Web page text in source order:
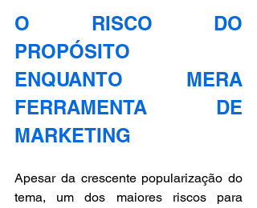
O RISCO DO
PROPÓSITO
ENQUANTO MERA
FERRAMENTA DE
MARKETING
Apesar da crescente popularização do
tema, um dos maiores riscos para